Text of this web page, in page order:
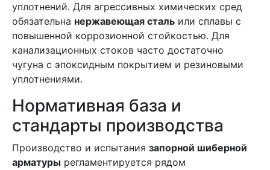
уплотнений. Для агрессивных химических сред
обязательна нержавеющая сталь или сплавы с
повышенной коррозионной стойкостью. Для
канализационных стоков часто достаточно
чугуна с эпоксидным покрытием и резиновыми
уплотнениями.
Нормативная база и
стандарты производства
Производство и испытания запорной шиберной
арматуры регламентируется рядом